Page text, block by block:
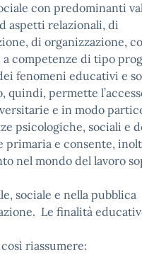
con predominanti
aspetti relazionali, di
di organizzazione,
competenze di tipo
fenomeni educativi e
quindi, permette
e in modo
psicologiche, sociali e
primaria e consente,
nel mondo del lavoro
sociale e nella pubblica
Le finalità
riassumere: